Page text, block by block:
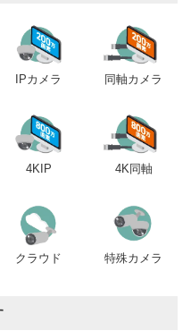
IPカメラ 同軸カメラ
4KIP 4K同軸
クラウド 特殊カメラ